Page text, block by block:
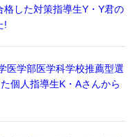
した対策指導生Y・Y君の
!
医学部医学科学校推薦型選
個人指導生K・Aさんから